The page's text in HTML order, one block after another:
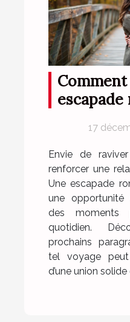
17
Envie de
renforcer une
Une escapade
une opportunité
des moments
quotidien.
prochains
tel voyage
d’une union solide